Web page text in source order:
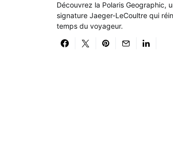
Découvrez la Polaris Geographic,
signature Jaeger-LeCoultre qui
temps du voyageur.